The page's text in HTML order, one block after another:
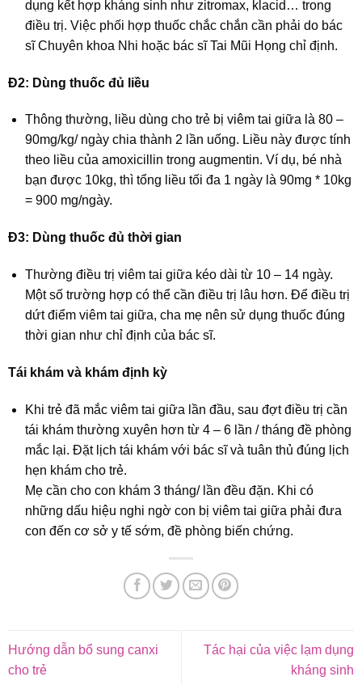
dụng kết hợp kháng sinh như zitromax, klacid… trong
điều trị. Việc phối hợp thuốc chắc chắn cần phải do bác
sĩ Chuyên khoa Nhi hoặc bác sĩ Tai Mũi Họng chỉ định.
Đ2: Dùng thuốc đủ liều
Thông thường, liều dùng cho trẻ bị viêm tai giữa là 80 –
90mg/kg/ ngày chia thành 2 lần uống. Liều này được tính
theo liều của amoxicillin trong augmentin. Ví dụ, bé nhà
bạn được 10kg, thì tổng liều tối đa 1 ngày là 90mg * 10kg
= 900 mg/ngày.
Đ3: Dùng thuốc đủ thời gian
Thường điều trị viêm tai giữa kéo dài từ 10 – 14 ngày.
Một số trường hợp có thể cần điều trị lâu hơn. Để điều trị
dứt điểm viêm tai giữa, cha mẹ nên sử dụng thuốc đúng
thời gian như chỉ định của bác sĩ.
Tái khám và khám định kỳ
Khi trẻ đã mắc viêm tai giữa lần đầu, sau đợt điều trị cần
tái khám thường xuyên hơn từ 4 – 6 lần / tháng đề phòng
mắc lại. Đặt lịch tái khám với bác sĩ và tuân thủ đúng lịch
hẹn khám cho trẻ.
Mẹ cần cho con khám 3 tháng/ lần đều đặn. Khi có
những dấu hiệu nghi ngờ con bị viêm tai giữa phải đưa
con đến cơ sở y tế sớm, đề phòng biến chứng.
Hướng dẫn bổ sung canxi
cho trẻ
Tác hại của việc lạm dụng
kháng sinh